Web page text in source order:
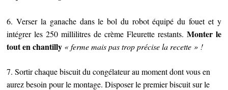
6. Verser la ganache dans le bol du robot équipé du fouet et y
intégrer les 250 millilitres de crème Fleurette restants. Monter le
tout en chantilly « ferme mais pas trop précise la recette » !
7. Sortir chaque biscuit du congélateur au moment dont vous en
aurez besoin pour le montage. Disposer le premier biscuit sur le